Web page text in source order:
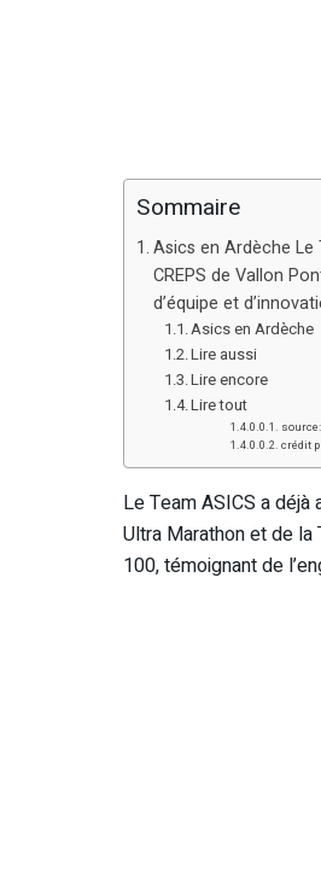
Sommaire
Asics en Ardèche
CREPS de Vallon
d’équipe et
Asics en Ardèche
Lire aussi
Lire encore
Lire tout
crédit
Le Team ASICS a
Ultra Marathon et de la
100, témoignant de